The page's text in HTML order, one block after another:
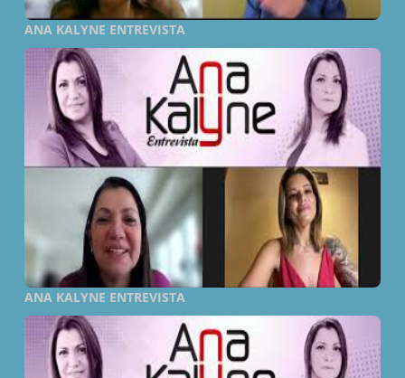
ANA KALYNE ENTREVISTA
ANA KALYNE ENTREVISTA